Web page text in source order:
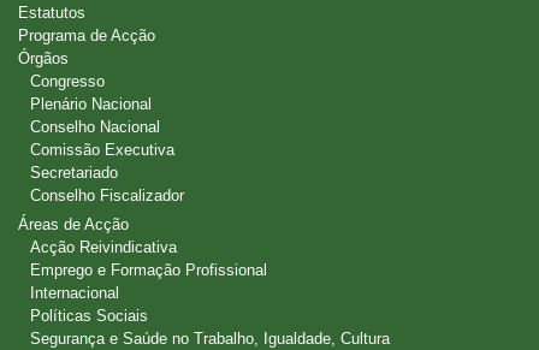
Estatutos
Programa de Acção
Órgãos
Congresso
Plenário Nacional
Conselho Nacional
Comissão Executiva
Secretariado
Conselho Fiscalizador
Áreas de Acção
Acção Reivindicativa
Emprego e Formação Profissional
Internacional
Políticas Sociais
Segurança e Saúde no Trabalho, Igualdade, Cultura